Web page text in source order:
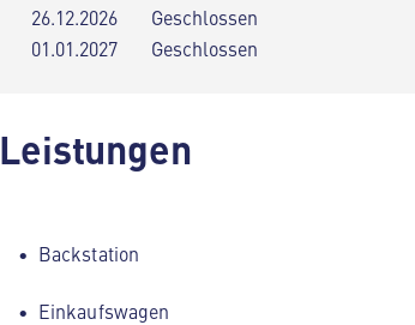
26.12.2026
Geschlossen
01.01.2027
Geschlossen
Leistungen
Backstation
Einkaufswagen